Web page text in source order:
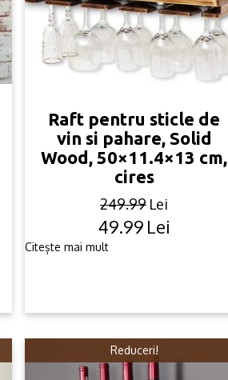
Raft pentru sticle de
vin si pahare, Solid
Wood, 50×11.4×13 cm,
cires
249.99 Lei
Original
49.99 Lei
Current
Citește mai mult
Reduceri!